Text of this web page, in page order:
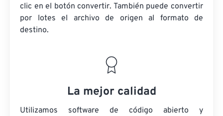
clic en el botón convertir. También puede convertir
por lotes el archivo de origen al formato de
destino.
La mejor calidad
Utilizamos software de código abierto y